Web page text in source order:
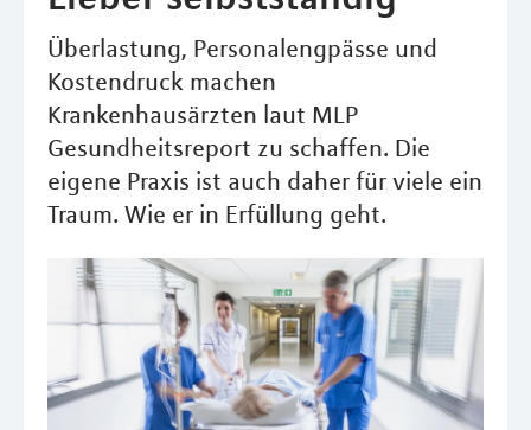
Überlastung, Personalengpässe und
Kostendruck machen
Krankenhausärzten laut MLP
Gesundheitsreport zu schaffen. Die
eigene Praxis ist auch daher für viele ein
Traum. Wie er in Erfüllung geht.